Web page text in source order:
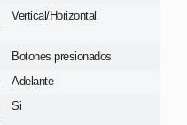
Vertical/Horizontal
Botones presionados
Adelante
Si